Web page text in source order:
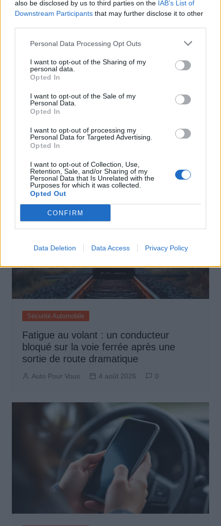
also be disclosed by us to third parties on the IAB’s List of
Downstream Participants that may further disclose it to other
Personal Data Processing Opt Outs
I want to opt-out of the Sharing of my
personal data.
Opted In
I want to opt-out of the Sale of my
Personal Data.
Opted In
I want to opt-out of processing my
Personal Data for Targeted Advertising.
Opted In
I want to opt-out of Collection, Use,
Retention, Sale, and/or Sharing of my
Personal Data that Is Unrelated with the
Purposes for which it was collected.
Opted Out
CONFIRM
Data Deletion Data Access Privacy Policy
Sécurité Automobile
Catalogne lance un radar IA qui traque
téléphone et ceinture en conduisant
Auto Pour Vous 4 août 2026
Sécurité Automobile
Fatigue au volant : un conducteur
bloqué sur la voie ferrée après une
sortie de route dramatique
Auto Pour Vous 4 août 2026 0